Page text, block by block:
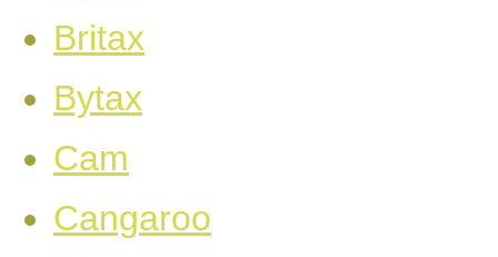
Britax
Bytax
Cam
Cangaroo